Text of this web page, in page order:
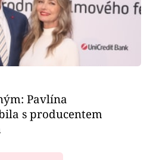
Pavlína
s producentem